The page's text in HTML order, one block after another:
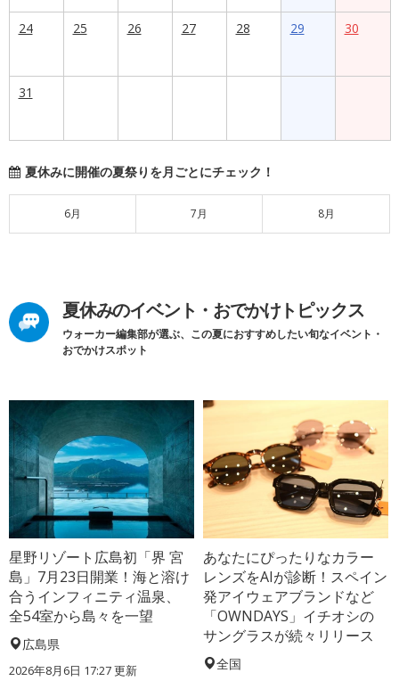
24 25 26 27 28 29 30
31
夏休みに開催の夏祭りを月ごとにチェック！
6月 7月 8月
夏休みのイベント・おでかけトピックス
ウォーカー編集部が選ぶ、この夏におすすめしたい旬なイベント・
おでかけスポット
星野リゾート広島初「界 宮
島」7月23日開業！海と溶け
合うインフィニティ温泉、
全54室から島々を一望
広島県
2026年8月6日 17:27更新
あなたにぴったりなカラー
レンズをAIが診断！スペイン
発アイウェアブランドなど
「OWNDAYS」イチオシの
サングラスが続々リリース
全国